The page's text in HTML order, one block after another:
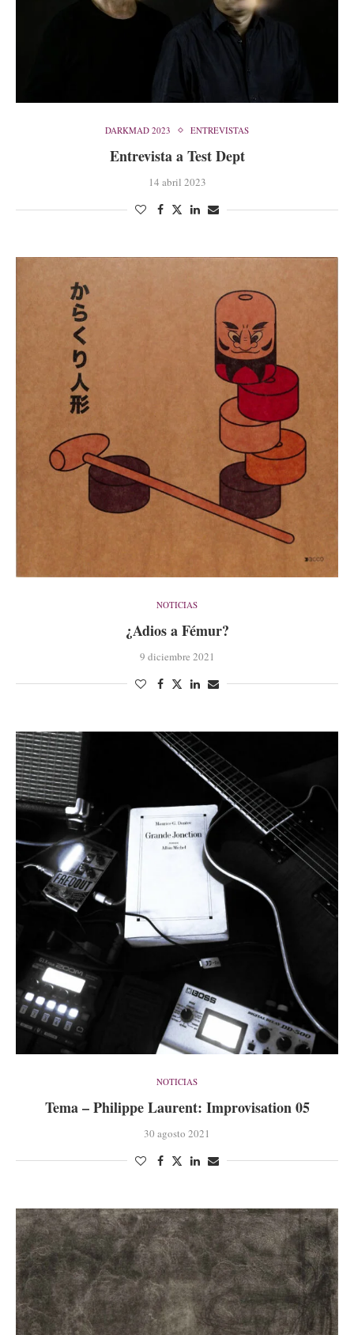
DARKMAD 2023 ENTREVISTAS
Entrevista a Test Dept
14 abril 2023
NOTICIAS
¿Adios a Fémur?
9 diciembre 2021
NOTICIAS
Tema – Philippe Laurent: Improvisation 05
30 agosto 2021